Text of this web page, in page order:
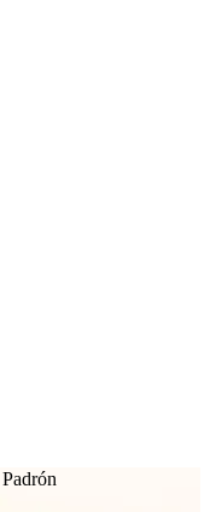
Padrón